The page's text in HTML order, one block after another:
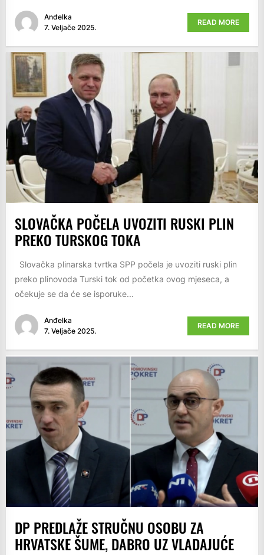
Anđelka
7. Veljače 2025.
READ MORE
SLOVAČKA POČELA UVOZITI RUSKI PLIN
PREKO TURSKOG TOKA
Slovačka plinarska tvrtka SPP počela je uvoziti ruski plin
preko plinovoda Turski tok od početka ovog mjeseca, a
očekuje se da će se isporuke...
Anđelka
7. Veljače 2025.
READ MORE
DP PREDLAŽE STRUČNU OSOBU ZA
HRVATSKE ŠUME, DABRO UZ VLADAJUĆE